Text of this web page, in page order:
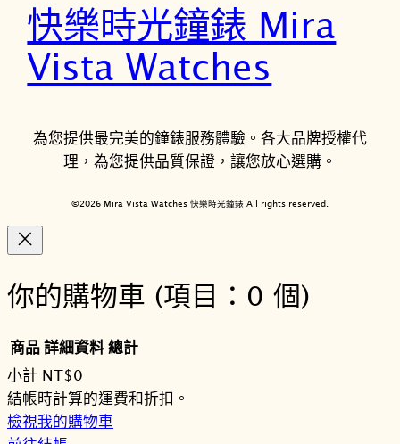
快樂時光鐘錶 Mira
Vista Watches
為您提供最完美的鐘錶服務體驗。各大品牌授權代
理，為您提供品質保證，讓您放心選購。
©2026 Mira Vista Watches 快樂時光鐘錶 All rights reserved.
你的購物車 (項目：0 個)
購
物
商品詳細資料總計
小計 NT$0
結帳時計算的運費和折扣。
檢視我的購物車